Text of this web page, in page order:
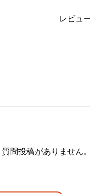
レビュ
質問投稿がありません